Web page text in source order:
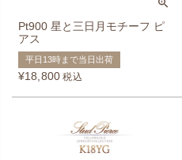
Pt900 星と三日月モチーフ ピ
アス
平日13時まで当日出荷
¥18,800 税込